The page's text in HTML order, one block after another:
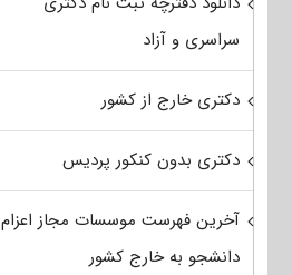
سراسری و آزاد
دکتری خارج از کشور
دکتری بدون کنکور پردیس
آخرین فهرست موسسات مجاز اعزام
دانشجو به خارج کشور